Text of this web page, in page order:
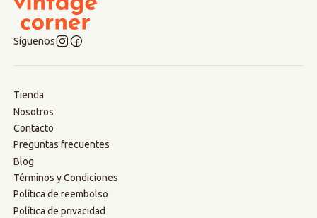
Síguenos
Tienda
Nosotros
Contacto
Preguntas frecuentes
Blog
Términos y Condiciones
Política de reembolso
Política de privacidad